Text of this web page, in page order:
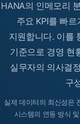
HANA의 인메모리
주요 KPI를 빠
지원합니다. 이를
기준으로 경영 현
실무자의 의사결
구
실제 데이터의 최신성은
시스템의 연동 방식